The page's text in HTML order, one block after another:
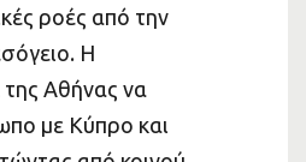
ροές από την
Η
Αθήνας να
με Κύπρο και